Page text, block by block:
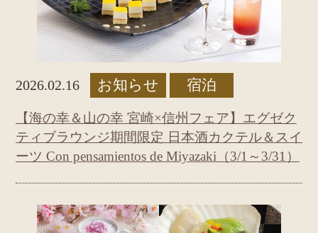
2026.02.16 お知らせ 宿泊
【海の幸＆山の幸 宮崎×信州フェア】エグゼク
ティブラウンジ期間限定 日本酒カクテル＆スイ
ーツ Con pensamientos de Miyazaki（3/1～3/31）